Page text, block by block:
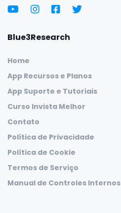
Blue3Research
Home
App Recursos e Planos
App Suporte e Tutoriais
Curso Invista Melhor
Contato
Política de Privacidade
Política de Cookie
Termos de Serviço
Manual de Controles Internos